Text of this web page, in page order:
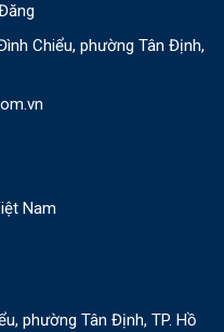
Chiểu, phường Tân Định,
Nam
phường Tân Định, TP. Hồ